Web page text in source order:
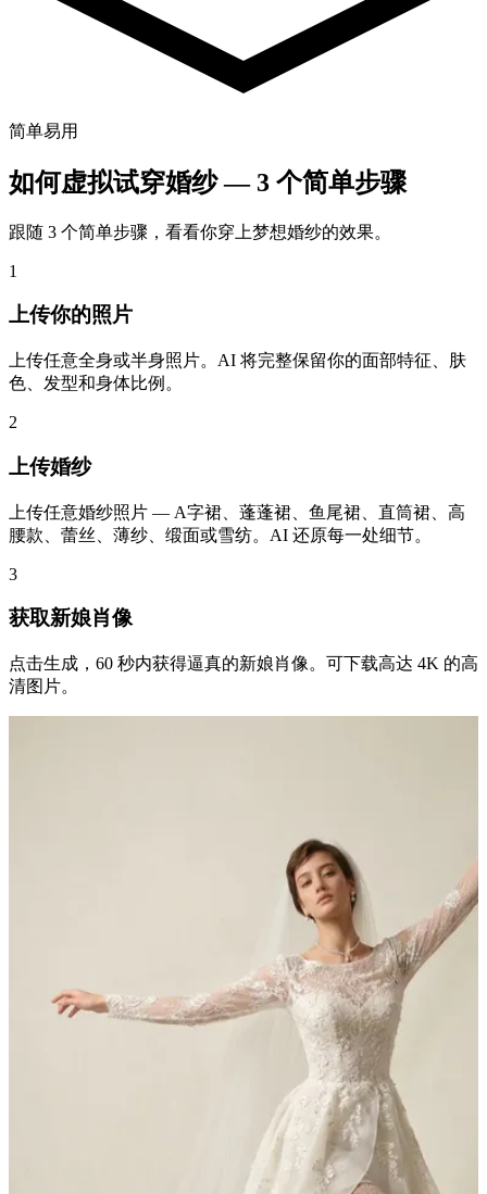
简单易用
如何虚拟试穿婚纱 — 3 个简单步骤
跟随 3 个简单步骤，看看你穿上梦想婚纱的效果。
1
上传你的照片
上传任意全身或半身照片。AI 将完整保留你的面部特征、肤
色、发型和身体比例。
2
上传婚纱
上传任意婚纱照片 — A字裙、蓬蓬裙、鱼尾裙、直筒裙、高
腰款、蕾丝、薄纱、缎面或雪纺。AI 还原每一处细节。
3
获取新娘肖像
点击生成，60 秒内获得逼真的新娘肖像。可下载高达 4K 的高
清图片。